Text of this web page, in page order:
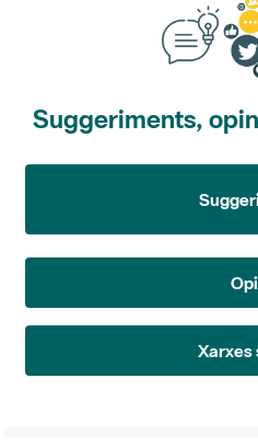
Suggeriments,
Xarxes